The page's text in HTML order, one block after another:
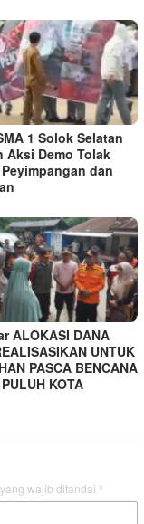
1 Solok Selatan
Aksi Demo Tolak
dan
ALOKASI DANA
UNTUK
PASCA BENCANA
KOTA
wajib ditandai *